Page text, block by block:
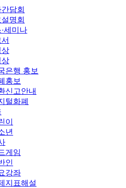
담회
명회
세미나
상
상
은행 홍보
홍보
신고안내
털화폐
이
년
게임
인
강좌
지표해설